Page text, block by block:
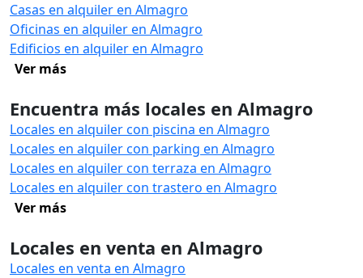
Casas en alquiler en Almagro
Oficinas en alquiler en Almagro
Edificios en alquiler en Almagro
Ver más
Encuentra más locales en Almagro
Locales en alquiler con piscina en Almagro
Locales en alquiler con parking en Almagro
Locales en alquiler con terraza en Almagro
Locales en alquiler con trastero en Almagro
Ver más
Locales en venta en Almagro
Locales en venta en Almagro